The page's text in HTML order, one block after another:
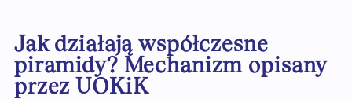
Jak działają współczesne
piramidy? Mechanizm opisany
przez UOKiK